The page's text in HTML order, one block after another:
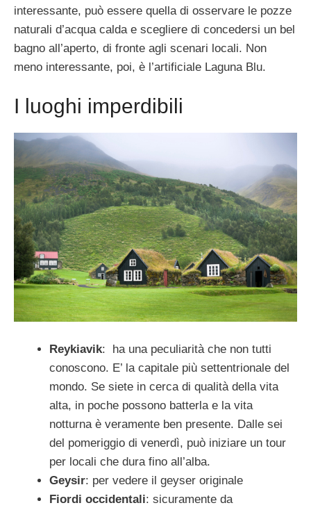
interessante, può essere quella di osservare le pozze
naturali d’acqua calda e scegliere di concedersi un bel
bagno all’aperto, di fronte agli scenari locali. Non
meno interessante, poi, è l’artificiale Laguna Blu.
I luoghi imperdibili
Reykiavik: ha una peculiarità che non tutti
conoscono. E’ la capitale più settentrionale del
mondo. Se siete in cerca di qualità della vita
alta, in poche possono batterla e la vita
notturna è veramente ben presente. Dalle sei
del pomeriggio di venerdì, può iniziare un tour
per locali che dura fino all’alba.
Geysir: per vedere il geyser originale
Fiordi occidentali: sicuramente da